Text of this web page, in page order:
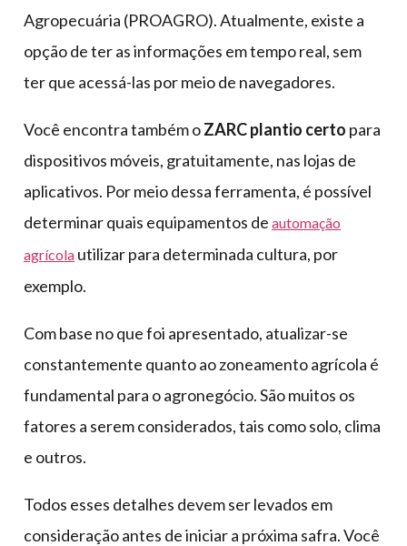
Agropecuária (PROAGRO). Atualmente, existe a
opção de ter as informações em tempo real, sem
ter que acessá-las por meio de navegadores.
Você encontra também oZARC plantio certo para
dispositivos móveis, gratuitamente, nas lojas de
aplicativos. Por meio dessa ferramenta, é possível
determinar quais equipamentos de automação
agrícola utilizar para determinada cultura, por
exemplo.
Com base no que foi apresentado, atualizar-se
constantemente quanto ao zoneamento agrícola é
fundamental para o agronegócio. São muitos os
fatores a serem considerados, tais como solo, clima
e outros.
Todos esses detalhes devem ser levados em
consideração antes de iniciar a próxima safra. Você